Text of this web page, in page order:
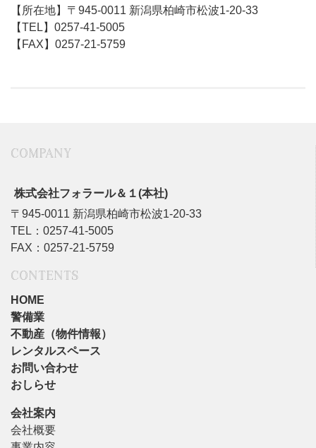
【所在地】〒945-0011 新潟県柏崎市松波1-20-33
【TEL】0257-41-5005
【FAX】0257-21-5759
COMPANY
株式会社フォラール＆１(本社)
〒945-0011 新潟県柏崎市松波1-20-33
TEL：0257-41-5005
FAX：0257-21-5759
CONTENTS
HOME
警備業
不動産（物件情報）
レンタルスペース
お問い合わせ
おしらせ
会社案内
会社概要